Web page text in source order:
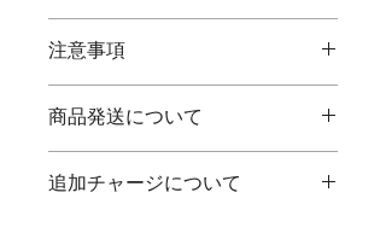
注意事項
ではシステムの定期メンテナンスのた
め新規設定作業は行えません。
商品発送について
品は、「宅急便コンパクト/宅急便
追加チャージについて